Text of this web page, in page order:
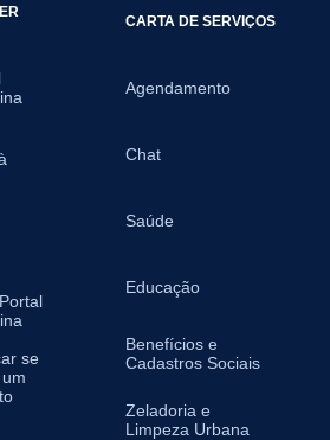
se
CARTA DE SERVIÇOS
Agendamento
Chat
Saúde
Educação
Benefícios e
Cadastros Sociais
Zeladoria e
Limpeza Urbana